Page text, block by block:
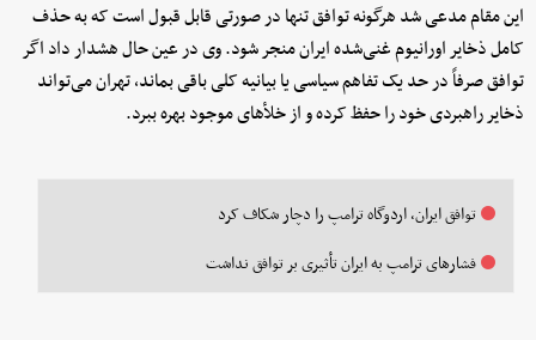
این مقام مدعی شد هرگونه توافق تنها در صورتی قابل قبول است که به حذف
کامل ذخایر اورانیوم غنی‌شده ایران منجر شود. وی در عین حال هشدار داد اگر
توافق صرفاً در حد یک تفاهم سیاسی یا بیانیه کلی باقی بماند، تهران می‌تواند
ذخایر راهبردی خود را حفظ کرده و از خلأهای موجود بهره ببرد.
توافق ایران، اردوگاه ترامپ را دچار شکاف کرد
فشارهای ترامپ به ایران تأثیری بر توافق نداشت